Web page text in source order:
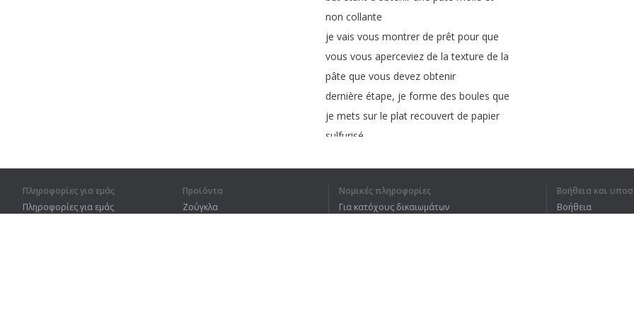
non collante
je vais vous montrer de prêt pour que
vous vous aperceviez de la texture de la
pâte que vous devez obtenir
dernière étape, je forme des boules que
je mets sur le plat recouvert de papier
sulfurisé
totalité de la pâte
voici mes petits biscuits prêts pour
Πληροφορίες για εμάς
Πληροφορίες για εμάς
Προϊόντα
Ζούγκλα
Νομικές πληροφορίες
Για κατόχους δικαιωμάτων
Βοήθεια και
Βοήθεια